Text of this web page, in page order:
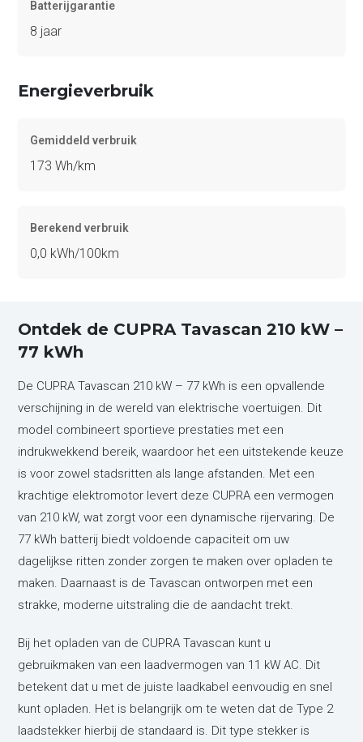
Batterijgarantie
8 jaar
Energieverbruik
Gemiddeld verbruik
173 Wh/km
Berekend verbruik
0,0 kWh/100km
Ontdek de CUPRA Tavascan 210 kW –
77 kWh
De CUPRA Tavascan 210 kW – 77 kWh is een opvallende
verschijning in de wereld van elektrische voertuigen. Dit
model combineert sportieve prestaties met een
indrukwekkend bereik, waardoor het een uitstekende keuze
is voor zowel stadsritten als lange afstanden. Met een
krachtige elektromotor levert deze CUPRA een vermogen
van 210 kW, wat zorgt voor een dynamische rijervaring. De
77 kWh batterij biedt voldoende capaciteit om uw
dagelijkse ritten zonder zorgen te maken over opladen te
maken. Daarnaast is de Tavascan ontworpen met een
strakke, moderne uitstraling die de aandacht trekt.
Bij het opladen van de CUPRA Tavascan kunt u
gebruikmaken van een laadvermogen van 11 kW AC. Dit
betekent dat u met de juiste laadkabel eenvoudig en snel
kunt opladen. Het is belangrijk om te weten dat de Type 2
laadstekker hierbij de standaard is. Dit type stekker is